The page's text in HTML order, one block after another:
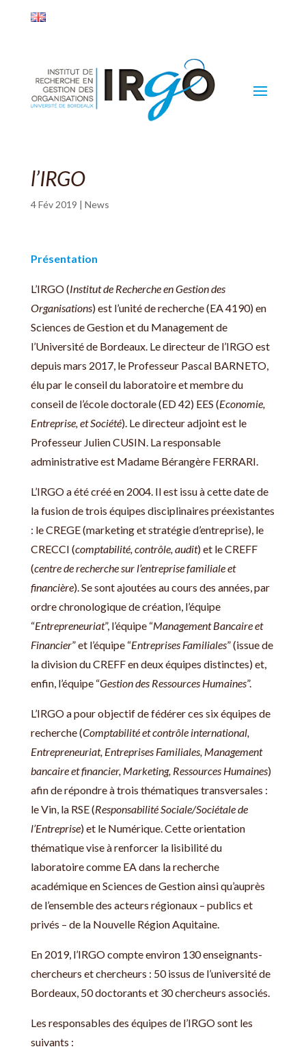
l’IRGO
4 Fév 2019 | News
Présentation
L’IRGO (Institut de Recherche en Gestion des
Organisations) est l’unité de recherche (EA 4190) en
Sciences de Gestion et du Management de
l’Université de Bordeaux. Le directeur de l’IRGO est
depuis mars 2017, le Professeur Pascal BARNETO,
élu par le conseil du laboratoire et membre du
conseil de l’école doctorale (ED 42) EES (Economie,
Entreprise, et Société). Le directeur adjoint est le
Professeur Julien CUSIN. La responsable
administrative est Madame Bérangère FERRARI.
L’IRGO a été créé en 2004. Il est issu à cette date de
la fusion de trois équipes disciplinaires préexistantes
: le CREGE (marketing et stratégie d’entreprise), le
CRECCI (comptabilité, contrôle, audit) et le CREFF
(centre de recherche sur l’entreprise familiale et
financière). Se sont ajoutées au cours des années, par
ordre chronologique de création, l’équipe
“Entrepreneuriat”, l’équipe “Management Bancaire et
Financier” et l’équipe “Entreprises Familiales” (issue de
la division du CREFF en deux équipes distinctes) et,
enfin, l’équipe “Gestion des Ressources Humaines”.
L’IRGO a pour objectif de fédérer ces six équipes de
recherche (Comptabilité et contrôle international,
Entrepreneuriat, Entreprises Familiales, Management
bancaire et financier, Marketing, Ressources Humaines)
afin de répondre à trois thématiques transversales :
le Vin, la RSE (Responsabilité Sociale/Sociétale de
l’Entreprise) et le Numérique. Cette orientation
thématique vise à renforcer la lisibilité du
laboratoire comme EA dans la recherche
académique en Sciences de Gestion ainsi qu’auprès
de l’ensemble des acteurs régionaux – publics et
privés – de la Nouvelle Région Aquitaine.
En 2019, l’IRGO compte environ 130 enseignants-
chercheurs et chercheurs : 50 issus de l’université de
Bordeaux, 50 doctorants et 30 chercheurs associés.
Les responsables des équipes de l’IRGO sont les
suivants :